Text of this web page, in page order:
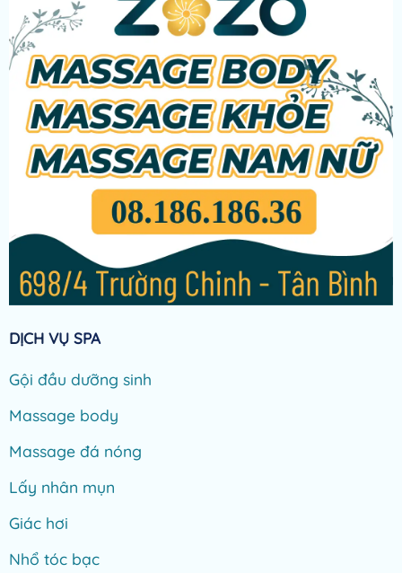
DỊCH VỤ SPA
Gội đầu dưỡng sinh
Massage body
Massage đá nóng
Lấy nhân mụn
Giác hơi
Nhổ tóc bạc